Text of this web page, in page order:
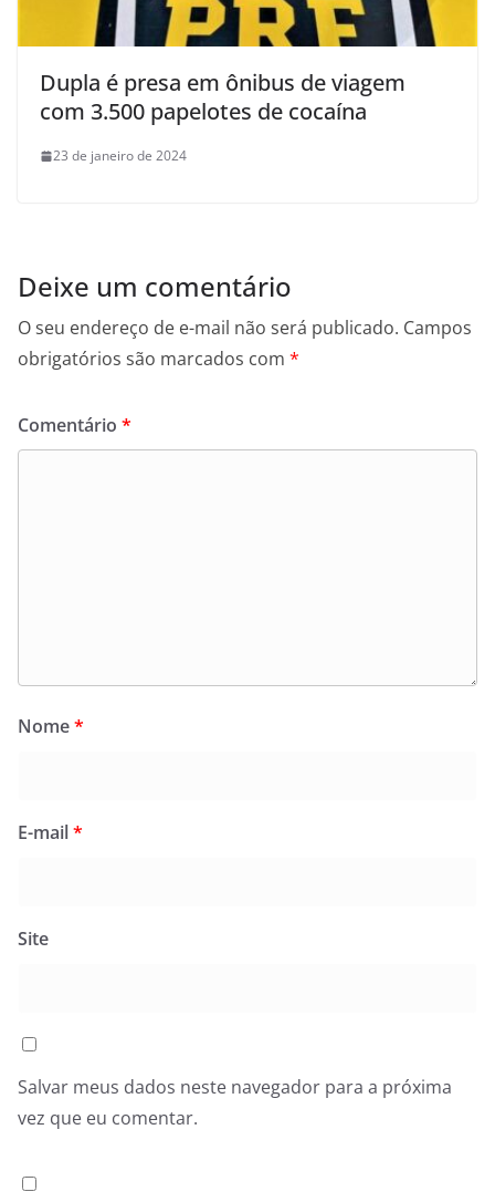
Dupla é presa em ônibus de viagem
com 3.500 papelotes de cocaína
23 de janeiro de 2024
Deixe um comentário
O seu endereço de e-mail não será publicado. Campos
obrigatórios são marcados com *
Comentário *
Nome*
E-mail*
Site
Salvar meus dados neste navegador para a próxima
vez que eu comentar.